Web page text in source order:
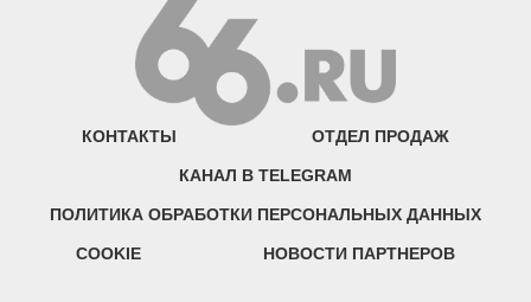
КОНТАКТЫ ОТДЕЛ ПРОДАЖ
КАНАЛ В TELEGRAM
ПОЛИТИКА ОБРАБОТКИ ПЕРСОНАЛЬНЫХ ДАННЫХ
COOKIE НОВОСТИ ПАРТНЕРОВ